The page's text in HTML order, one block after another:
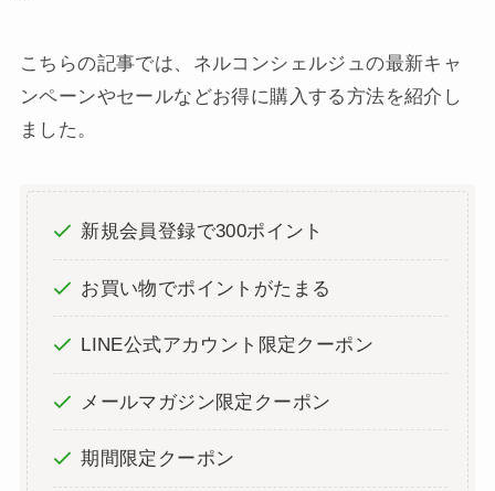
こちらの記事では、ネルコンシェルジュの最新キャ
ンペーンやセールなどお得に購入する方法を紹介し
ました。
新規会員登録で300ポイント
お買い物でポイントがたまる
LINE公式アカウント限定クーポン
メールマガジン限定クーポン
期間限定クーポン